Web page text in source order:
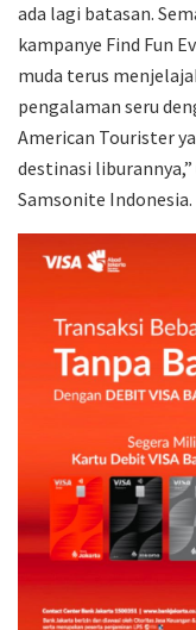
ada lagi batasan.
kampanye Find Fun
muda terus
pengalaman seru
American Tourister
destinasi
Samsonite Indonesia.